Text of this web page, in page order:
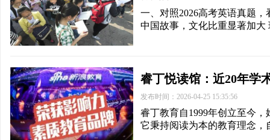
一、对照2026高考英语真题
中国故事，文化比重显著加大
睿丁悦读馆：近20年学
发布时间：2026-04-25 15:35:56
睿丁教育自1999年创立至今
它秉持阅读为本的教育理念